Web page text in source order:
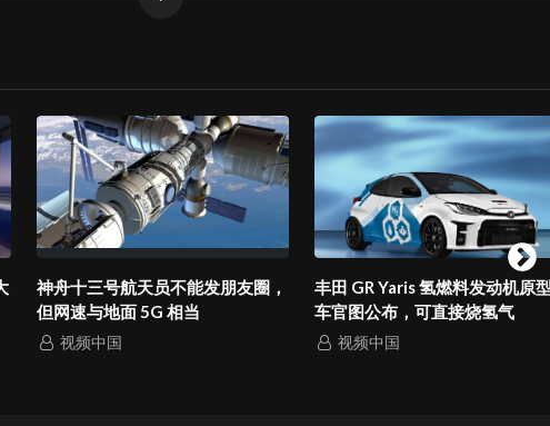
神舟十三号航天员不能发朋友圈，
但网速与地面 5G 相当
视频中国
丰田 GR Yaris 氢燃料发动机原型
车官图公布，可直接烧氢气
视频中国